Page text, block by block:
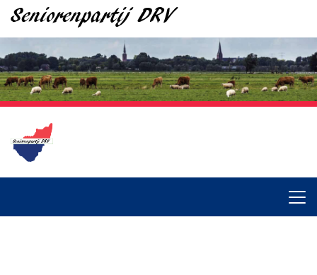
Seniorenpartij DRV